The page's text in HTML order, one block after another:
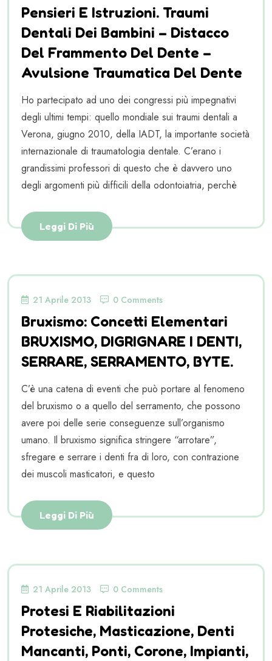
Pensieri E Istruzioni. Traumi
Dentali Dei Bambini – Distacco
Del Frammento Del Dente –
Avulsione Traumatica Del Dente
Ho partecipato ad uno dei congressi più impegnativi
degli ultimi tempi: quello mondiale sui traumi dentali a
Verona, giugno 2010, della IADT, la importante società
internazionale di traumatologia dentale. C’erano i
grandissimi professori di questo che è davvero uno
degli argomenti più difficili della odontoiatria, perchè
Leggi Di Più
21 Aprile 2013 0 Comments
Bruxismo: Concetti Elementari
BRUXISMO, DIGRIGNARE I DENTI,
SERRARE, SERRAMENTO, BYTE.
C’è una catena di eventi che può portare al fenomeno
del bruxismo o a quello del serramento, che possono
avere poi delle serie conseguenze sull’organismo
umano. Il bruxismo significa stringere “arrotare”,
sfregare e serrare i denti fra di loro, con contrazione
dei muscoli masticatori, e questo
Leggi Di Più
21 Aprile 2013 0 Comments
Protesi E Riabilitazioni
Protesiche, Masticazione, Denti
Mancanti, Ponti, Corone, Impianti,